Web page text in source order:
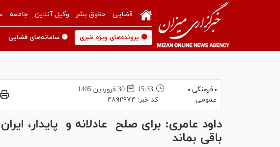
قضایی حقوق بشر وکیل آنلاین جامعه
🟡 پرونده‌های ویژه خبری 🟡 سامانه‌های قضایی
فرهنگی
عمومی
15:33
30 فروردين 1405
کد خبر:۴۸۹۲۹۷۴
داود عامری: برای صلح عادلانه و پایدار،
باقی بماند